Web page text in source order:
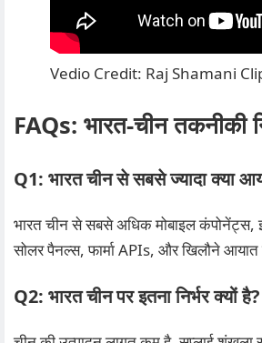
Vedio Credit: Raj Shamani
FAQs: भारत‑चीन तकनीकी
Q1: भारत चीन से सबसे ज्यादा क्या
भारत चीन से सबसे अधिक मोबाइल कंपोनेंट्स,
सोलर पैनल्स, फार्मा APIs, और खिलौने
Q2: भारत चीन पर इतना निर्भर क्यों है?